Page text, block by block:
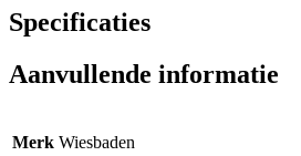
Specificaties
Aanvullende informatie
Merk Wiesbaden